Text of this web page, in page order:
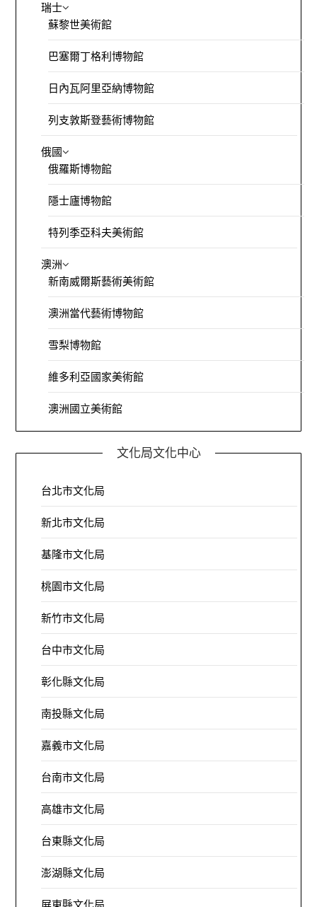
瑞士
蘇黎世美術館
巴塞爾丁格利博物館
日內瓦阿里亞納博物館
列支敦斯登藝術博物館
俄國
俄羅斯博物館
隱士廬博物館
特列季亞科夫美術館
澳洲
新南威爾斯藝術美術館
澳洲當代藝術博物館
雪梨博物館
維多利亞國家美術館
澳洲國立美術館
文化局文化中心
台北市文化局
新北市文化局
基隆市文化局
桃園市文化局
新竹市文化局
台中市文化局
彰化縣文化局
南投縣文化局
嘉義市文化局
台南市文化局
高雄市文化局
台東縣文化局
澎湖縣文化局
屏東縣文化局